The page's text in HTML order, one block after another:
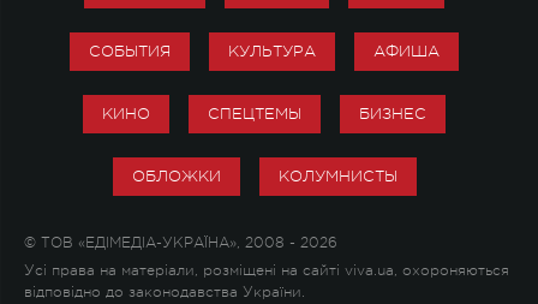
СОБЫТИЯ КУЛЬТУРА АФИША
КИНО СПЕЦТЕМЫ БИЗНЕС
ОБЛОЖКИ КОЛУМНИСТЫ
© ТОВ «ЕДІМЕДІА-УКРАЇНА», 2008 - 2026
Усі права на матеріали, розміщені на сайті viva.ua, охороняються
відповідно до законодавства України.